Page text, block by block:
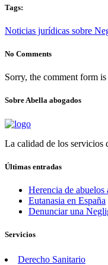
Tags:
Noticias jurídicas sobre
No Comments
Sorry, the comment form
Sobre Abella abogados
La calidad de los servicios
Últimas entradas
Herencia de abuelos
Eutanasia en España
Denunciar una
Servicios
Derecho Sanitario